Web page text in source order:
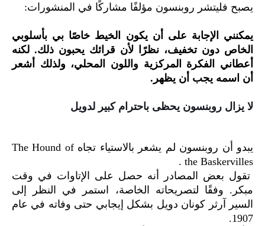
يصبح فليتشر روبنسون مؤلفًا مشاركًا في المنشورات:
يمكنني الإجابة على أن يكون الخيط خاصًا بي بأسلوبي
الخاص دون تخفيف، نظرًا لأن قرائك يحبون ذلك. لكنه
أعطاني الفكرة المركزية واللون المحلي، ولذلك أشعر
أن اسمه يجب أن يظهر.
لا يزال روبنسون يحظى باحترام كبير لدويل
يبدو أن روبنسون لم يشعر بالاستياء تجاه The Hound of
the Baskervilles .
تقول بعض المصادر أنه حصل على الإتاوات في وقت
مبكر. وفقًا لتصريحاته الخاصة، استمر في النظر إلى
السير آرثر كونان دويل بشكل إيجابي حتى وفاته في عام
1907.